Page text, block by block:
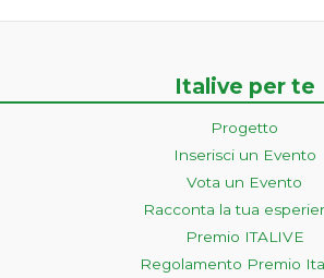
Italive per te
Progetto
Inserisci un Evento
Vota un Evento
Racconta la tua
Premio ITALIVE
Regolamento Premio